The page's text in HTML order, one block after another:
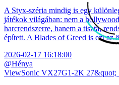
A Styx-széria mindig is egy
játékok világában: nem a
harcrendszerre, hanem a tiszta,
épített. A Blades of Greed is ezt az
2026-02-17 16:18:00
@Hénya
ViewSonic VX27G1-2K